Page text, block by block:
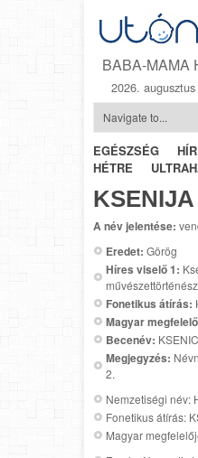
BABA-MAMA
2026. augusztus
EGÉSZSÉG
HÉTRE
KSENIJA
A név jelentése:
Eredet: Görög
Híres viselő 1:
művészettörténész
Fonetikus átírás:
Magyar
Becenév:
Megjegyzés:
2.
Nemzetiségi név:
Fonetikus átírás:
Magyar